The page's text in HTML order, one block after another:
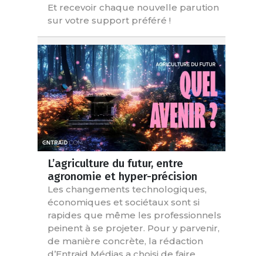
Et recevoir chaque nouvelle parution
sur votre support préféré !
L’agriculture du futur, entre
agronomie et hyper-précision
Les changements technologiques,
économiques et sociétaux sont si
rapides que même les professionnels
peinent à se projeter. Pour y parvenir,
de manière concrète, la rédaction